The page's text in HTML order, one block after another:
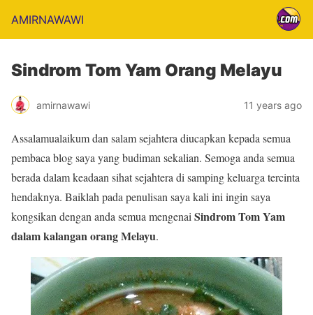
AMIRNAWAWI
Sindrom Tom Yam Orang Melayu
amirnawawi 11 years ago
Assalamualaikum dan salam sejahtera diucapkan kepada semua
pembaca blog saya yang budiman sekalian. Semoga anda semua
berada dalam keadaan sihat sejahtera di samping keluarga tercinta
hendaknya. Baiklah pada penulisan saya kali ini ingin saya
kongsikan dengan anda semua mengenai Sindrom Tom Yam
dalam kalangan orang Melayu.